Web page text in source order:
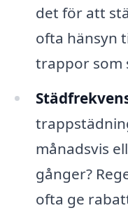
det för att
ofta hänsyn
trappor som
månadsvis
gånger?
ofta ge